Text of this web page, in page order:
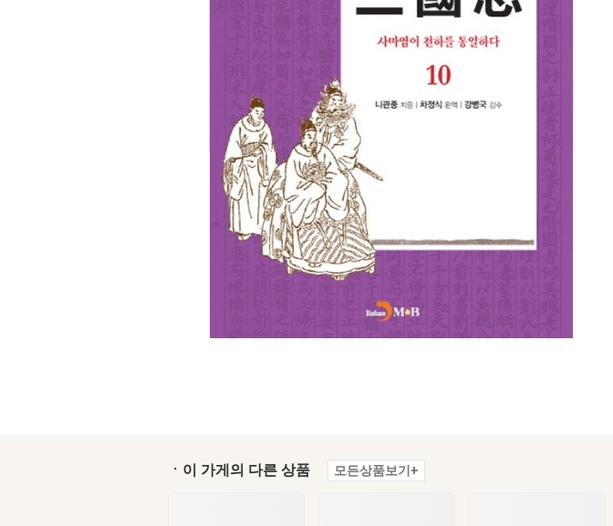
ㆍ이 가게의 다른 상품 모든상품보기+